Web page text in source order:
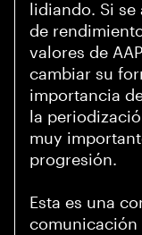
lidiando. Si
de
valores de
cambiar su
importancia
la
muy
progresión.
Esta es una
comunicación